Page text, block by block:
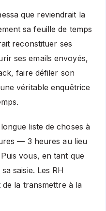
que reviendrait la
sa feuille de temps
reconstituer ses
ses emails envoyés,
faire défiler son
véritable enquêtrice
liste de choses à
— 3 heures au lieu
vous, en tant que
saisie. Les RH
la transmettre à la